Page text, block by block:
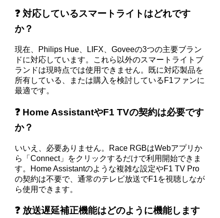
❓ 対応しているスマートライトはどれです
か？
現在、Philips Hue、LIFX、Goveeの3つの主要ブラン
ドに対応しています。これら以外のスマートライトブ
ランドは現時点では使用できません。既に対応製品を
所有している、または購入を検討しているF1ファンに
最適です。
❓ Home AssistantやF1 TVの契約は必要です
か？
いいえ、必要ありません。Race RGBはWebアプリか
ら「Connect」をクリックするだけで利用開始できま
す。Home Assistantのような複雑な設定やF1 TV Pro
の契約は不要で、通常のテレビ放送でF1を視聴しなが
ら使用できます。
❓ 放送遅延補正機能はどのように機能します